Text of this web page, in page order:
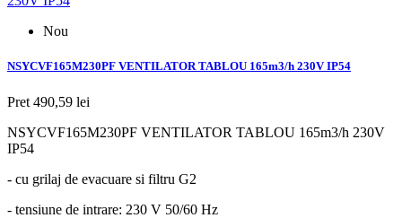
Nou
NSYCVF165M230PF VENTILATOR TABLOU 165m3/h 230V IP54
Pret 490,59 lei
NSYCVF165M230PF VENTILATOR TABLOU 165m3/h 230V
IP54
- cu grilaj de evacuare si filtru G2
- tensiune de intrare: 230 V 50/60 Hz